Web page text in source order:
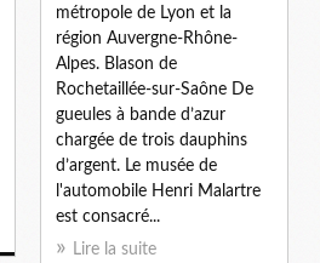
métropole de Lyon et la
région Auvergne-Rhône-
Alpes. Blason de
Rochetaillée-sur-Saône De
gueules à bande d’azur
chargée de trois dauphins
d’argent. Le musée de
l'automobile Henri Malartre
est consacré...
Lire la suite